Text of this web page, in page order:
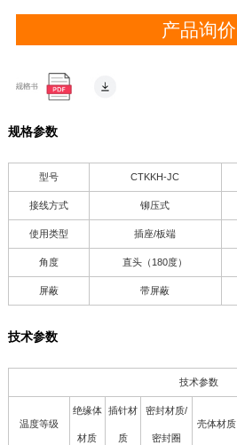
产品询价
规格参数
型号 CTKKH-JC
接线方式 铆压式
使用类型 插座/板端
角度 直头（180度）
屏蔽 带屏蔽
技术参数
技术参数
温度等级
绝缘体
材质
插针材
质
密封材质/
密封圈
壳体材质